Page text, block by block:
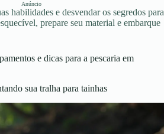
Anúncio
habilidades e desvendar os segredos para
prepare seu material e embarque
e dicas para a pescaria em
sua tralha para tainhas